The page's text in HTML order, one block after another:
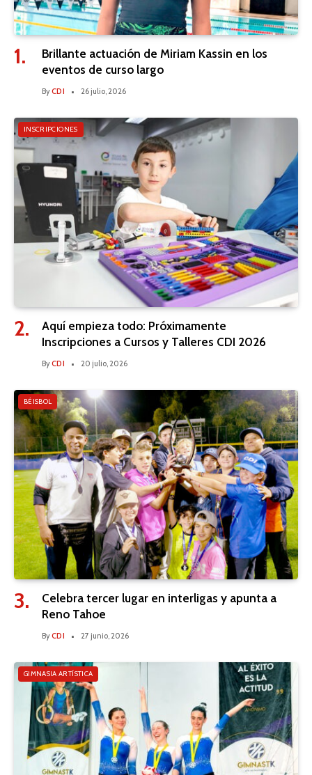
Brillante actuación de Miriam Kassin en los
eventos de curso largo
ByCDI 26 julio, 2026
INSCRIPCIONES
Aquí empieza todo: Próximamente
Inscripciones a Cursos y Talleres CDI 2026
ByCDI 20 julio, 2026
BÉISBOL
Celebra tercer lugar en interligas y apunta a
Reno Tahoe
ByCDI 27 junio, 2026
GIMNASIA ARTÍSTICA